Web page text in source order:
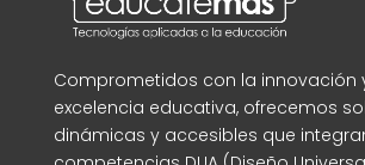
Comprometidos con la innovación
excelencia educativa, ofrecemos
dinámicas y accesibles que